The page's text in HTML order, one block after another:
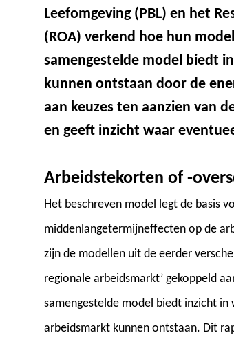
Leefomgeving (PBL) en het
(ROA) verkend hoe hun
samengestelde model biedt
kunnen ontstaan door de
aan keuzes ten aanzien van
en geeft inzicht waar
Arbeidstekorten of -
Het beschreven model legt de basis
middenlangetermijneffecten op de
zijn de modellen uit de eerder
regionale arbeidsmarkt’ gekoppeld
samengestelde model biedt inzicht
arbeidsmarkt kunnen ontstaan. Dit